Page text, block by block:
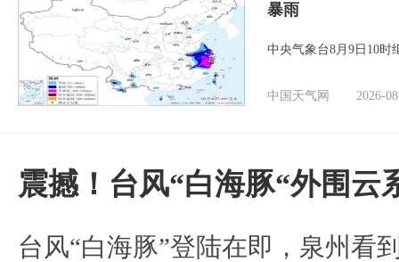
暴雨
中央气象台8月9日10时
中国天气网 2026-
震撼！台风“白海豚“外围云
台风“白海豚”登陆在即，泉州看